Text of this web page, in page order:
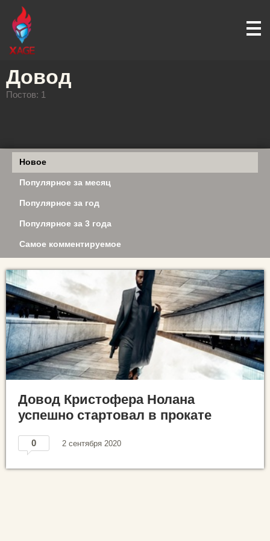
Довод
Постов: 1
Новое
Популярное за месяц
Популярное за год
Популярное за 3 года
Самое комментируемое
Довод Кристофера Нолана
успешно стартовал в прокате
0 2 сентября 2020